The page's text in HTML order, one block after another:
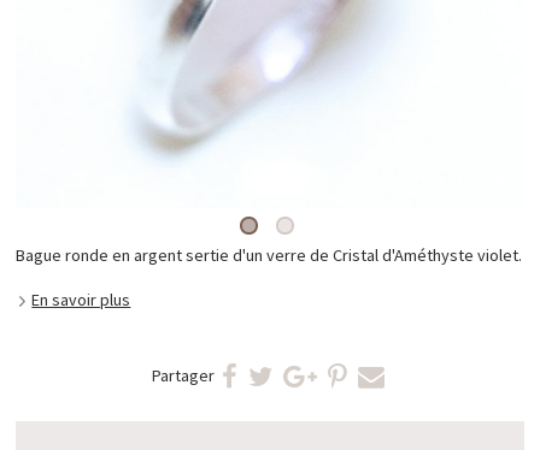
Bague ronde en argent sertie d'un verre de Cristal d'Améthyste violet.
En savoir plus
Partager